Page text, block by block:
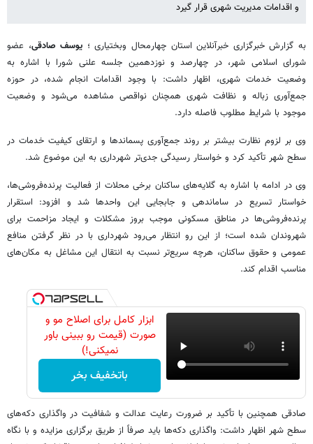
و اقدامات مدیریت شهری قرار گیرد
به گزارش خبرگزاری خبرآنلاین استان چهارمحال وبختیاری ؛ یوسف صادقی، عضو
شورای اسلامی شهر، در چهارصد و نوزدهمین جلسه علنی شورا با اشاره به
وضعیت خدمات شهری، اظهار داشت: با وجود اقدامات انجام شده، در حوزه
جمع‌آوری زباله و نظافت شهری همچنان نواقصی مشاهده می‌شود و وضعیت
موجود با شرایط مطلوب فاصله دارد.
وی بر لزوم نظارت بیشتر بر روند جمع‌آوری پسماندها و ارتقای کیفیت خدمات در
سطح شهر تأکید کرد و خواستار رسیدگی جدی‌تر شهرداری به این موضوع شد.
وی در ادامه با اشاره به گلایه‌های ساکنان برخی محلات از فعالیت پرنده‌فروشی‌ها،
خواستار تسریع در ساماندهی و جابجایی این واحدها شد و افزود: استقرار
پرنده‌فروشی‌ها در مناطق مسکونی موجب بروز مشکلات و ایجاد مزاحمت برای
شهروندان شده است؛ از این رو انتظار می‌رود شهرداری با در نظر گرفتن منافع
عمومی و حقوق ساکنان، هرچه سریع‌تر نسبت به انتقال این مشاغل به مکان‌های
مناسب اقدام کند.
ابزار کامل برای اصلاح مو و
صورت (قیمت رو ببینی باور
نمیکنی!)
باتخفیف بخر
صادقی همچنین با تأکید بر ضرورت رعایت عدالت و شفافیت در واگذاری دکه‌های
سطح شهر اظهار داشت: واگذاری دکه‌ها باید صرفاً از طریق برگزاری مزایده و با نگاه